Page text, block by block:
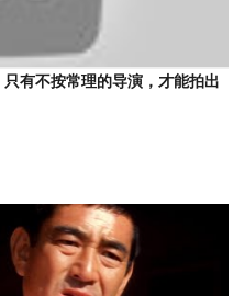
有不按常理的导演，才能拍出